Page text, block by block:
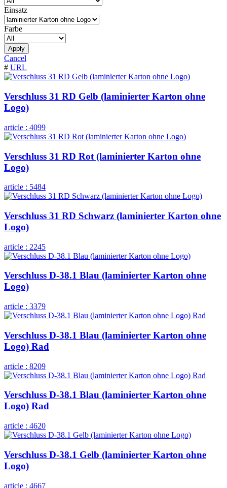
Einsatz
Farbe
Apply
Cancel
# URL
Verschluss 31 RD Gelb (laminierter Karton ohne
Logo)
article : 4099
Verschluss 31 RD Rot (laminierter Karton ohne
Logo)
article : 5484
Verschluss 31 RD Schwarz (laminierter Karton ohne
Logo)
article : 2245
Verschluss D-38.1 Blau (laminierter Karton ohne
Logo)
article : 3379
Verschluss D-38.1 Blau (laminierter Karton ohne
Logo) Rad
article : 8209
Verschluss D-38.1 Blau (laminierter Karton ohne
Logo) Rad
article : 4620
Verschluss D-38.1 Gelb (laminierter Karton ohne
Logo)
article : 4667